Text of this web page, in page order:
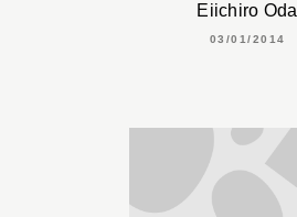
Eiichiro Oda
03/01/2014